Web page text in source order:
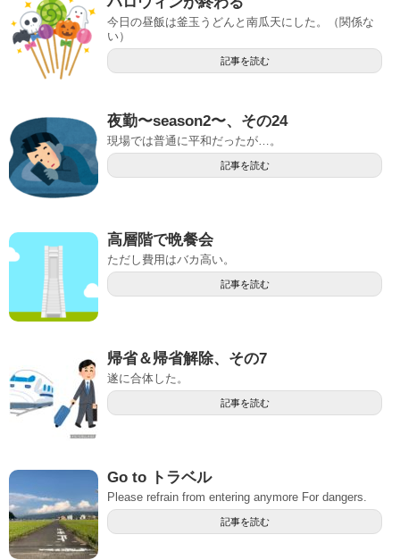
今日の昼飯は釜玉うどんと南瓜天にした。（関係な
い）
記事を読む
夜勤〜season2〜、その24
現場では普通に平和だったが…。
記事を読む
高層階で晩餐会
ただし費用はバカ高い。
記事を読む
帰省＆帰省解除、その7
遂に合体した。
記事を読む
Go to トラベル
Please refrain from entering anymore For dangers.
記事を読む